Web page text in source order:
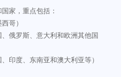
家，重点包括：
哥）
俄罗斯、意大利和欧洲其他国
印度、东南亚和澳大利亚等）